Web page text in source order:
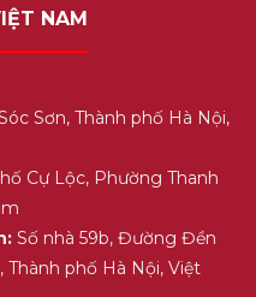
NAM
Sơn, Thành phố Hà Nội,
Cự Lộc, Phường Thanh
Số nhà 59b, Đường Đền
Thành phố Hà Nội, Việt